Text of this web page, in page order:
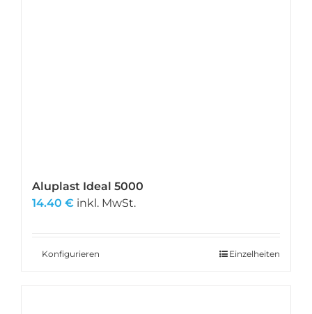
Aluplast Ideal 5000
14.40 € inkl. MwSt.
Konfigurieren Einzelheiten